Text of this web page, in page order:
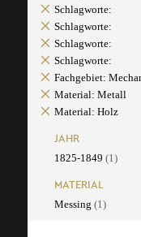
Schlagworte:
Schlagworte:
Schlagworte:
Schlagworte:
Fachgebiet:
Material: Metall
Material: Holz
JAHR
1825-1849 (1)
MATERIAL
Messing (1)